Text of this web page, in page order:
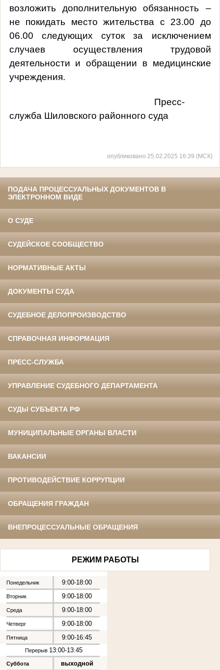
возложить дополнительную обязанность –
не покидать место жительства с 23.00 до
06.00 следующих суток за исключением
случаев осуществления трудовой
деятельности и обращении в медицинские
учреждения.
Пресс-
служба Шиловского районного суда
опубликовано 25.02.2025 16:39 (МСК)
ПОДАЧА ПРОЦЕССУАЛЬНЫХ ДОКУМЕНТОВ В
ЭЛЕКТРОННОМ ВИДЕ
О СУДЕ
СУДЕЙСКОЕ СООБЩЕСТВО
НОРМАТИВНЫЕ АКТЫ
ДОКУМЕНТЫ СУДА
СУДЕБНОЕ ДЕЛОПРОИЗВОДСТВО
СПРАВОЧНАЯ ИНФОРМАЦИЯ
ПРЕСС-СЛУЖБА
УПРАВЛЕНИЕ СУДЕБНОГО ДЕПАРТАМЕНТА
СУДЫ СУБЪЕКТА РФ
МУНИЦИПАЛЬНЫЕ ОРГАНЫ ВЛАСТИ
ВАКАНСИИ
ПРОТИВОДЕЙСТВИЕ КОРРУПЦИИ
ОБРАЩЕНИЯ ГРАЖДАН
ВНЕПРОЦЕССУАЛЬНЫЕ ОБРАЩЕНИЯ
РЕЖИМ РАБОТЫ
Понедельник 9:00-18:00
Вторник 9:00-18:00
Среда 9:00-18:00
Четверг 9:00-18:00
Пятница 9:00-16:45
Перерыв 13:00-13:45
Суббота выходной